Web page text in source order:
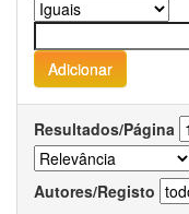
Resultados/Página
Autores/Registo